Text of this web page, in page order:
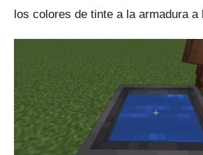
los colores de tinte a la armadura a